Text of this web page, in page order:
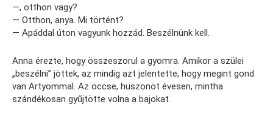
—, otthon vagy?
— Otthon, anya. Mi történt?
— Apáddal úton vagyunk hozzád. Beszélnünk kell.
Anna érezte, hogy összeszorul a gyomra. Amikor a szülei
„beszélni” jöttek, az mindig azt jelentette, hogy megint gond
van Artyommal. Az öccse, huszonöt évesen, mintha
szándékosan gyűjtötte volna a bajokat.